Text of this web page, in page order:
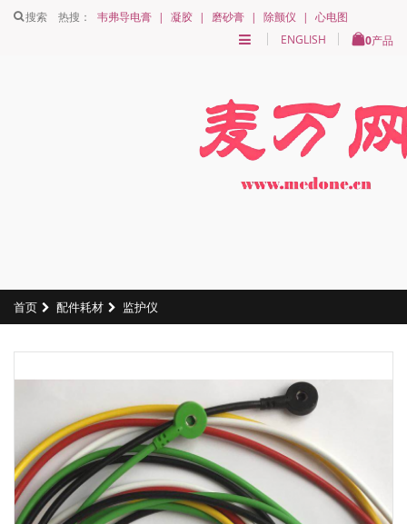
搜索 热搜： 韦弗导电膏 | 凝胶 | 磨砂膏 | 除颤仪 | 心电图
0产品
ENGLISH
首页 配件耗材 监护仪